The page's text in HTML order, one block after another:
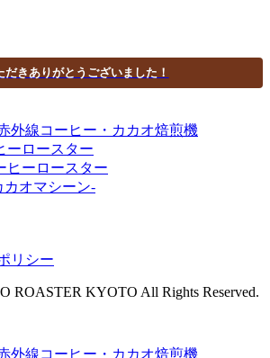
きありがとうございました！
外線コーヒー・カカオ焙煎機
ーロースター
ヒーロースター
カオマシーン-
リシー
ROASTER KYOTO All Rights Reserved.
外線コーヒー・カカオ焙煎機